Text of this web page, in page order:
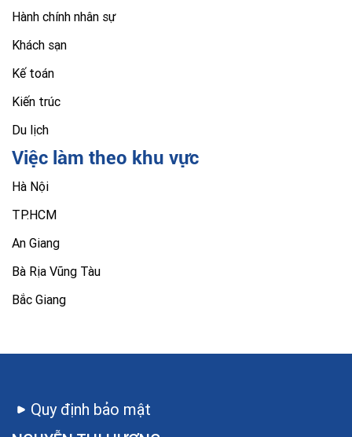
Hành chính nhân sự
Khách sạn
Kế toán
Kiến trúc
Du lịch
Việc làm theo khu vực
Hà Nội
TP.HCM
An Giang
Bà Rịa Vũng Tàu
Bắc Giang
Quy định bảo mật